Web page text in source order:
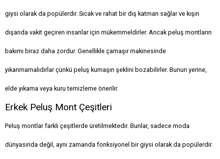
giysi olarak da popülerdir. Sıcak ve rahat bir dış katman sağlar ve kışın
dışarıda vakit geçiren insanlar için mükemmeldirler. Ancak peluş montların
bakımı biraz daha zordur. Genellikle çamaşır makinesinde
yıkanmamalıdırlar çünkü peluş kumaşın şeklini bozabilirler. Bunun yerine,
elde yıkama veya kuru temizleme önerilir.
Erkek Peluş Mont Çeşitleri
Peluş montlar farklı çeşitlerde üretilmektedir. Bunlar, sadece moda
dünyasında değil, aynı zamanda fonksiyonel bir giysi olarak da popülerdir.